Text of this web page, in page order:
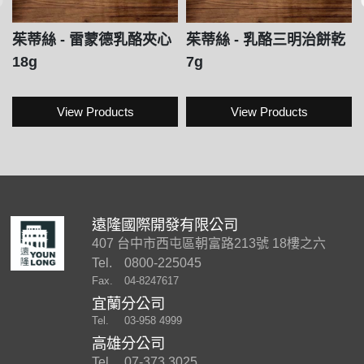
茱蒂絲 - 雷蒙德乳酪夾心
18g
View Products
茱蒂絲 - 乳酪三明治餅乾
7g
View Products
遠隆國際開發有限公司
407 台中市西屯區朝富路213號 18樓之六
Tel.
0800-225045
Fax. 04-8247617
宜蘭分公司
Tel. 03-958 4999
高雄分公司